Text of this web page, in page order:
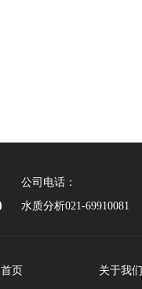
公司电话：
水质分析021-69910081
首页 关于我们